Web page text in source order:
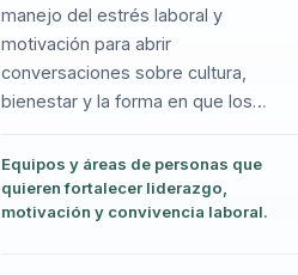
manejo del estrés laboral y
motivación para abrir
conversaciones sobre cultura,
bienestar y la forma en que los
Equipos y áreas de personas que
quieren fortalecer liderazgo,
motivación y convivencia laboral.